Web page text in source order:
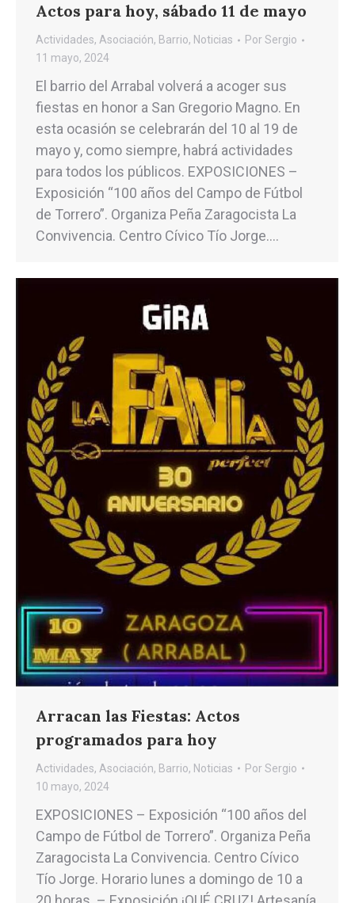
Actos para hoy, sábado 11 de mayo
Actividades, Asociación, Barrio, Noticias PorSergio
11 mayo, 2024
El barrio del Arrabal volverá a acoger sus
fiestas en honor a San Gregorio Magno. En
esta ocasión se celebrarán del 10 al 19 de
mayo y, como siempre, habrá actividades
para todos los públicos. EXPOSICIONES –
Exposición “100 años del Campo de Fútbol
de Torrero”. Organiza Peña Zaragocista La
Convivencia. Centro Cívico Tío Jorge.…
Arracan las Fiestas: Actos
programados para hoy
Actividades, Asociación, Barrio, Noticias PorSergio
10 mayo, 2024
EXPOSICIONES – Exposición “100 años del
Campo de Fútbol de Torrero”. Organiza Peña
Zaragocista La Convivencia. Centro Cívico
Tío Jorge. Horario lunes a domingo de 10 a